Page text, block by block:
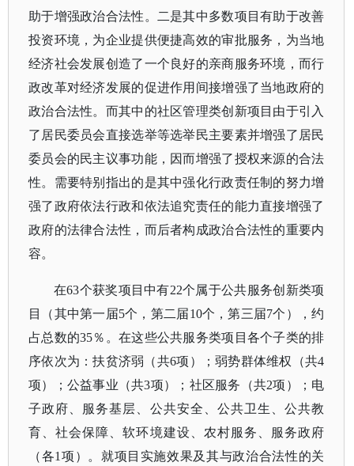
助于增强政治合法性。二是其中多数项目有助于改善
投资环境，为企业提供便捷高效的审批服务，为当地
经济社会发展创造了一个良好的亲商服务环境，而行
政改革对经济发展的促进作用间接增强了当地政府的
政治合法性。而其中的社区管理类创新项目由于引入
了居民委员会直接选举等选举民主要素并增强了居民
委员会的民主议事功能，因而增强了授权来源的合法
性。需要特别指出的是其中强化行政责任制的努力增
强了政府依法行政和依法追究责任的能力直接增强了
政府的法律合法性，而后者构成政治合法性的重要内
容。
在63个获奖项目中有22个属于公共服务创新类项
目（其中第一届5个，第二届10个，第三届7个），约
占总数的35％。在这些公共服务类项目各个子类的排
序依次为：扶贫济弱（共6项）；弱势群体维权（共4
项）；公益事业（共3项）；社区服务（共2项）；电
子政府、服务基层、公共安全、公共卫生、公共教
育、社会保障、软环境建设、农村服务、服务政府
（各1项）。就项目实施效果及其与政治合法性的关